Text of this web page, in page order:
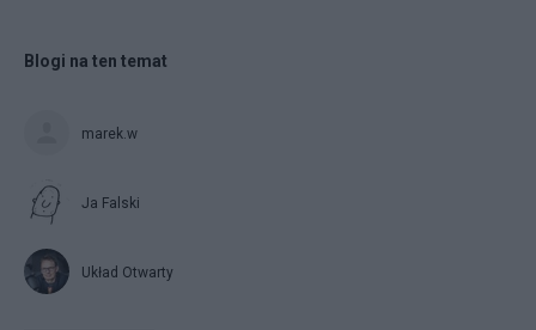
Blogi na ten temat
marek.w
Ja Falski
Układ Otwarty